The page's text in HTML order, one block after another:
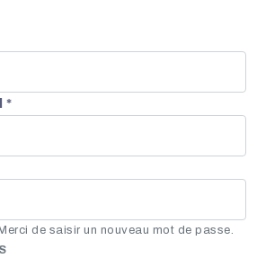
*
de saisir un nouveau mot de passe.